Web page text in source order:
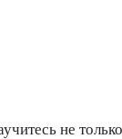
не